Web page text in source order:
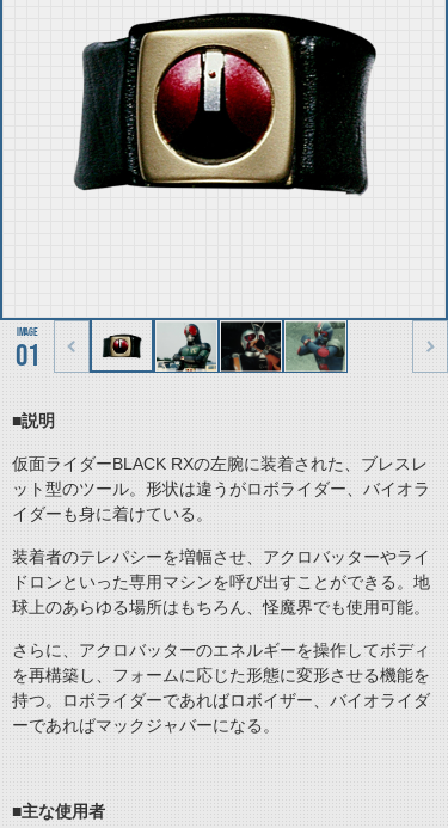
01
■説明
仮面ライダーBLACK RXの左腕に装着された、ブレスレ
ット型のツール。形状は違うがロボライダー、バイオラ
イダーも身に着けている。
装着者のテレパシーを増幅させ、アクロバッターやライ
ドロンといった専用マシンを呼び出すことができる。地
球上のあらゆる場所はもちろん、怪魔界でも使用可能。
さらに、アクロバッターのエネルギーを操作してボディ
を再構築し、フォームに応じた形態に変形させる機能を
持つ。ロボライダーであればロボイザー、バイオライダ
ーであればマックジャバーになる。
■主な使用者